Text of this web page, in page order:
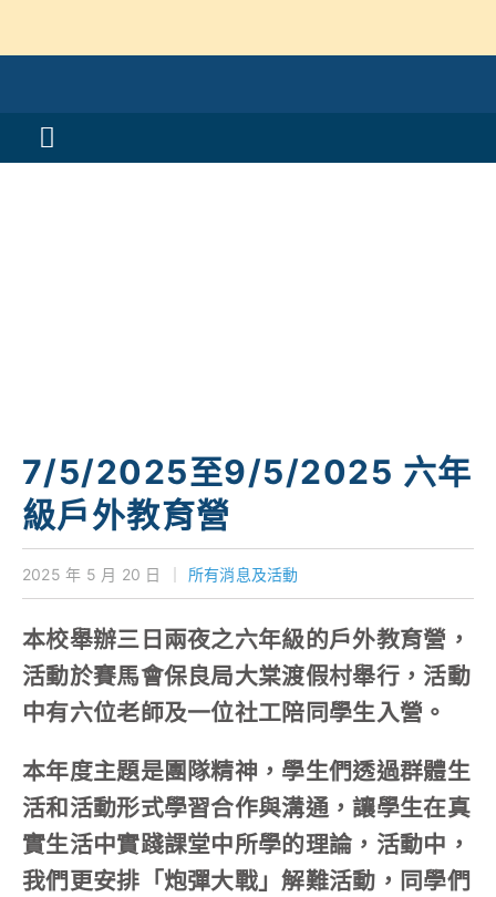
Toggle
我們的成就
對外聯繫
聯絡我們
7/5/2025至9/5/2025 六年
級戶外教育營
2025 年 5 月 20 日 所有消息及活動
本校舉辦三日兩夜之六年級的戶外教育營，
活動於賽馬會保良局大棠渡假村舉行，活動
中有六位老師及一位社工陪同學生入營。
本年度主題是團隊精神，學生們透過群體生
活和活動形式學習合作與溝通，讓學生在真
實生活中實踐課堂中所學的理論，活動中，
我們更安排「炮彈大戰」解難活動，同學們